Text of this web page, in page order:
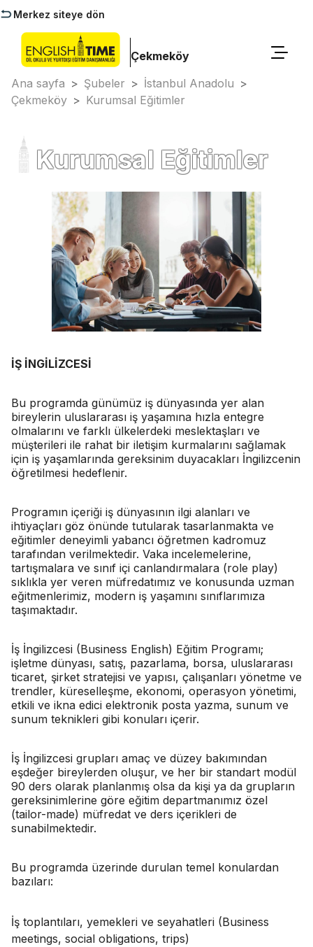
Merkez siteye dön
Çekmeköy
Ana sayfa > Şubeler > İstanbul Anadolu >
Çekmeköy > Kurumsal Eğitimler
Kurumsal Eğitimler
İŞ İNGİLİZCESİ
Bu programda günümüz iş dünyasında yer alan
bireylerin uluslararası iş yaşamına hızla entegre
olmalarını ve farklı ülkelerdeki meslektaşları ve
müşterileri ile rahat bir iletişim kurmalarını sağlamak
için iş yaşamlarında gereksinim duyacakları İngilizcenin
öğretilmesi hedeflenir.
Programın içeriği iş dünyasının ilgi alanları ve
ihtiyaçları göz önünde tutularak tasarlanmakta ve
eğitimler deneyimli yabancı öğretmen kadromuz
tarafından verilmektedir. Vaka incelemelerine,
tartışmalara ve sınıf içi canlandırmalara (role play)
sıklıkla yer veren müfredatımız ve konusunda uzman
eğitmenlerimiz, modern iş yaşamını sınıflarımıza
taşımaktadır.
İş İngilizcesi (Business English) Eğitim Programı;
işletme dünyası, satış, pazarlama, borsa, uluslararası
ticaret, şirket stratejisi ve yapısı, çalışanları yönetme ve
trendler, küreselleşme, ekonomi, operasyon yönetimi,
etkili ve ikna edici elektronik posta yazma, sunum ve
sunum teknikleri gibi konuları içerir.
İş İngilizcesi grupları amaç ve düzey bakımından
eşdeğer bireylerden oluşur, ve her bir standart modül
90 ders olarak planlanmış olsa da kişi ya da grupların
gereksinimlerine göre eğitim departmanımız özel
(tailor-made) müfredat ve ders içerikleri de
sunabilmektedir.
Bu programda üzerinde durulan temel konulardan
bazıları:
İş toplantıları, yemekleri ve seyahatleri (Business
meetings, social obligations, trips)